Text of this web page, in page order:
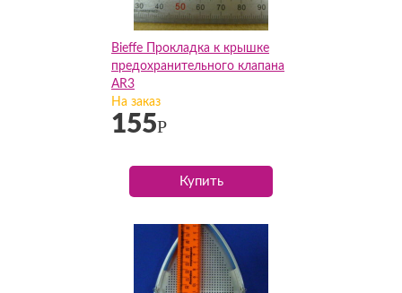
Bieffe Прокладка к крышке
предохранительного клапана
AR3
На заказ
155Р
Купить